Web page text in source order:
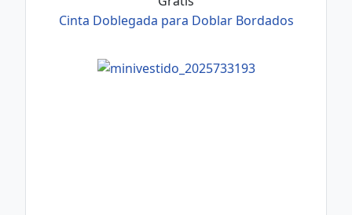
Cinta Doblegada para Doblar Bordados